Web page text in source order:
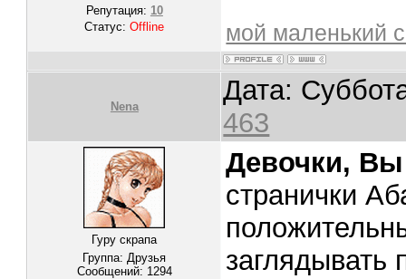
Репутация: 10
Статус:Offline мой маленький
Nena
Дата:
463
Гуру скрапа
Группа: Друзья
Сообщений: 1294
Девочки,
странички
заглядывать